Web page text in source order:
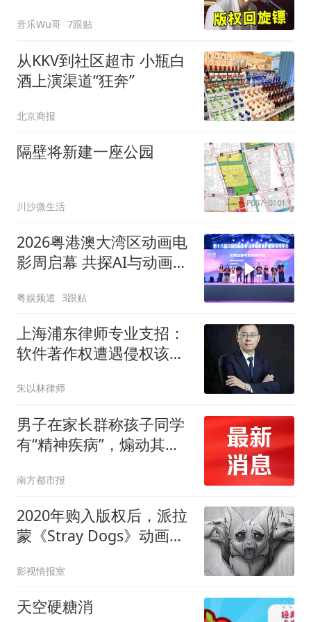
音乐Wu哥 7跟贴
从KKV到社区超市 小瓶白
酒上演渠道“狂奔”
北京商报
隔壁将新建一座公园
川沙微生活
2026粤港澳大湾区动画电
影周启幕 共探AI与动画新
粤娱频道 3跟贴
上海浦东律师专业支招：
软件著作权遭遇侵权该如
朱以林律师
男子在家长群称孩子同学
有“精神疾病”，煽动其他
孤立无法上学！判了
南方都市报
2020年购入版权后，派拉
蒙《Stray Dogs》动画电
已死
影视情报室
天空硬糖消